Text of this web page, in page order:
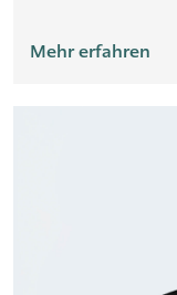
Mehr erfahren